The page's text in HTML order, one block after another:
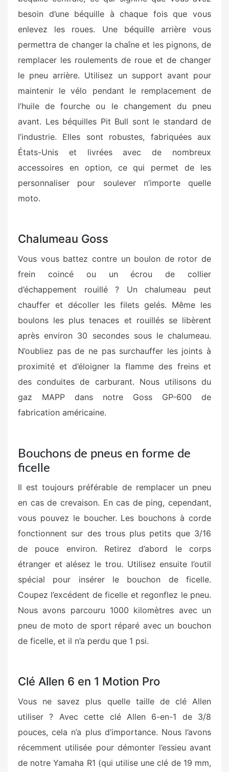
besoin d’une béquille à chaque fois que vous
enlevez les roues. Une béquille arrière vous
permettra de changer la chaîne et les pignons, de
remplacer les roulements de roue et de changer
le pneu arrière. Utilisez un support avant pour
maintenir le vélo pendant le remplacement de
l’huile de fourche ou le changement du pneu
avant. Les béquilles Pit Bull sont le standard de
l’industrie. Elles sont robustes, fabriquées aux
États-Unis et livrées avec de nombreux
accessoires en option, ce qui permet de les
personnaliser pour soulever n’importe quelle
moto.
Chalumeau Goss
Vous vous battez contre un boulon de rotor de
frein coincé ou un écrou de collier
d’échappement rouillé ? Un chalumeau peut
chauffer et décoller les filets gelés. Même les
boulons les plus tenaces et rouillés se libèrent
après environ 30 secondes sous le chalumeau.
N’oubliez pas de ne pas surchauffer les joints à
proximité et d’éloigner la flamme des freins et
des conduites de carburant. Nous utilisons du
gaz MAPP dans notre Goss GP-600 de
fabrication américaine.
Bouchons de pneus en forme de
ficelle
Il est toujours préférable de remplacer un pneu
en cas de crevaison. En cas de ping, cependant,
vous pouvez le boucher. Les bouchons à corde
fonctionnent sur des trous plus petits que 3/16
de pouce environ. Retirez d’abord le corps
étranger et alésez le trou. Utilisez ensuite l’outil
spécial pour insérer le bouchon de ficelle.
Coupez l’excédent de ficelle et regonflez le pneu.
Nous avons parcouru 1000 kilomètres avec un
pneu de moto de sport réparé avec un bouchon
de ficelle, et il n’a perdu que 1 psi.
Clé Allen 6 en 1 Motion Pro
Vous ne savez plus quelle taille de clé Allen
utiliser ? Avec cette clé Allen 6-en-1 de 3/8
pouces, cela n’a plus d’importance. Nous l’avons
récemment utilisée pour démonter l’essieu avant
de notre Yamaha R1 (qui utilise une clé de 19 mm,